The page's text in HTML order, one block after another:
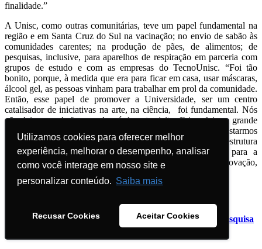
Utilizamos cookies para oferecer melhor
experiência, melhorar o desempenho, analisar
como você interage em nosso site e
personalizar conteúdo. Saiba mais
Recusar Cookies Aceitar Cookies
Utilizamos cookies para oferecer melhor
experiência, melhorar o desempenho, analisar
como você interage em nosso site e
personalizar conteúdo. Saiba mais
Recusar Cookies Aceitar Cookies
finalidade.”
A Unisc, como outras comunitárias, teve um papel fundamental na
região e em Santa Cruz do Sul na vacinação; no envio de sabão às
comunidades carentes; na produção de pães, de alimentos; de
pesquisas, inclusive, para aparelhos de respiração em parceria com
grupos de estudo e com as empresas do TecnoUnisc. “Foi tão
bonito, porque, à medida que era para ficar em casa, usar máscaras,
álcool gel, as pessoas vinham para trabalhar em prol da comunidade.
Então, esse papel de promover a Universidade, ser um centro
catalisador de iniciativas na arte, na ciência, foi fundamental. Nós
não deixamos de fazer nada, só de outro jeito. E isso foi um grande
aprendizado. E passou. A contemporaneidade nos desafia a estarmos
preparados para isso. Essa foi a nossa grande missão: ter estrutura
para frustração, ter a estrutura para o sofrimento, mas para a
reinvenção, para se rever, revisitar e criar. Isso, pra mim, é inovação,
que começa pelo ser humano, na sua vida”, finaliza Carmem.
30 anos de Iniciação Científica da Unisc: saiba como a pesquisa